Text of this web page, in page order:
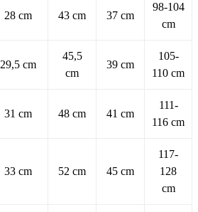
28 cm 43 cm 37 cm
98-104
cm
29,5 cm
45,5
cm
39 cm
105-
110 cm
31 cm 48 cm 41 cm
111-
116 cm
33 cm 52 cm 45 cm
117-
128
cm